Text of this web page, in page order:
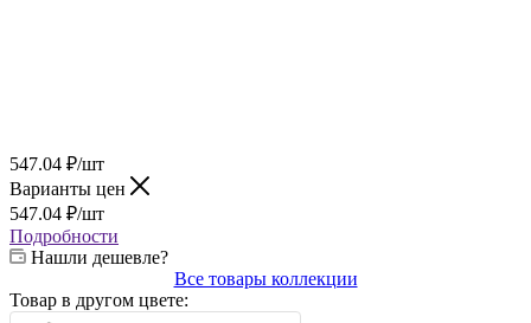
547.04 ₽/шт
Варианты цен
547.04 ₽/шт
Подробности
Нашли дешевле?
Все товары коллекции
Товар в другом цвете: